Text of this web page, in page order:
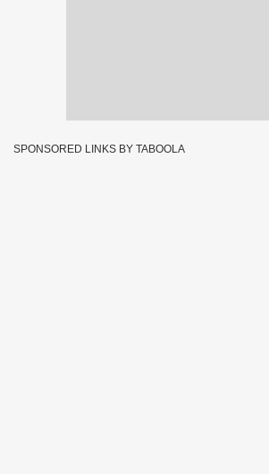
SPONSORED LINKS BY TABOOLA